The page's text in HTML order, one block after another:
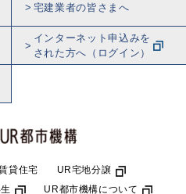
宅建業者の皆さまへ
インターネット申込みを
された方へ（ログイン）
貸住宅
UR宅地分譲
UR都市機構について